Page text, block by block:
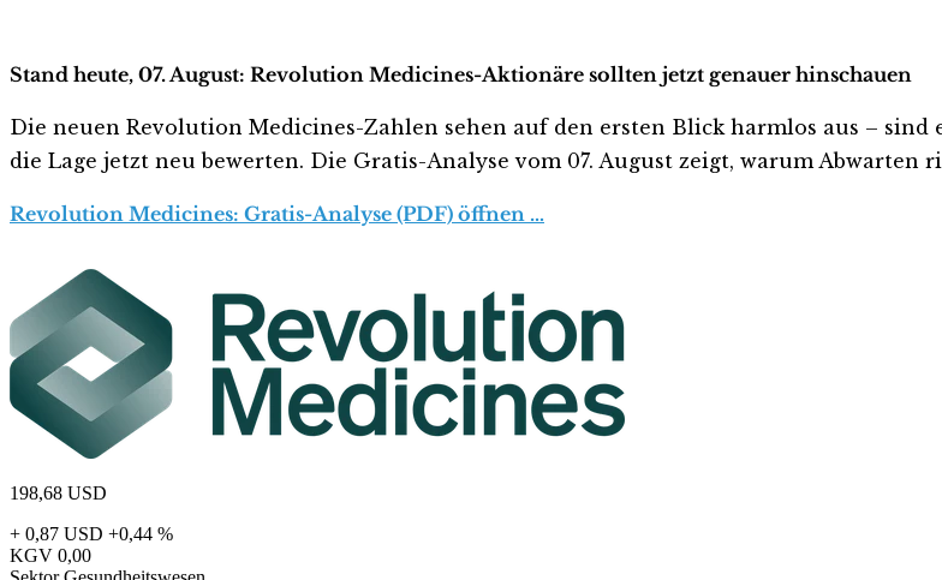
Stand heute, 07. August: Revolution Medicines-Aktionäre sollten jetzt genauer hinschauen
Die neuen Revolution Medicines-Zahlen sehen auf den ersten Blick harmlos aus –
die Lage jetzt neu bewerten. Die Gratis-Analyse vom 07. August zeigt, warum Abwarten
Revolution Medicines: Gratis-Analyse (PDF) öffnen …
198,68 USD
+ 0,87 USD +0,44 %
KGV 0,00